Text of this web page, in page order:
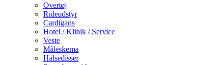
Overtøj
Rideudstyr
Cardigans
Hotel / Klinik / Service
Veste
Måleskema
Halsedisser